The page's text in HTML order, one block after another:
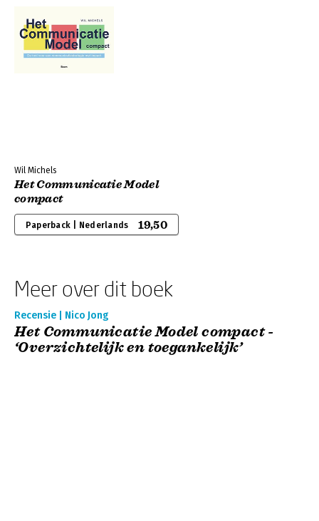
Wil Michels
Het Communicatie Model
compact
Paperback | Nederlands 19,50
Meer over dit boek
Recensie | Nico Jong
Het Communicatie Model compact -
‘Overzichtelijk en toegankelijk’